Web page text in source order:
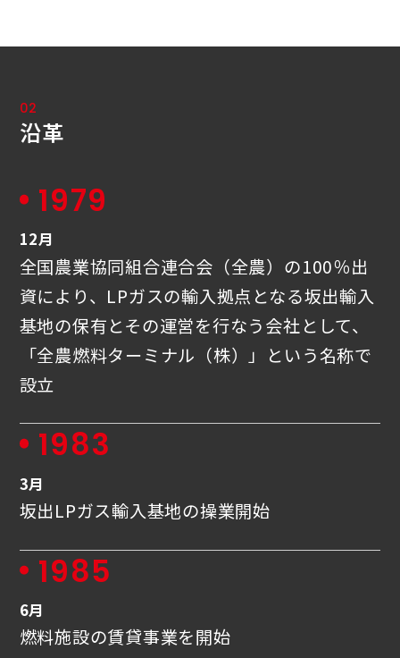
02
沿革
1979
12月
全国農業協同組合連合会（全農）の100％出
資により、LPガスの輸入拠点となる坂出輸入
基地の保有とその運営を行なう会社として、
「全農燃料ターミナル（株）」という名称で
設立
1983
3月
坂出LPガス輸入基地の操業開始
1985
6月
燃料施設の賃貸事業を開始